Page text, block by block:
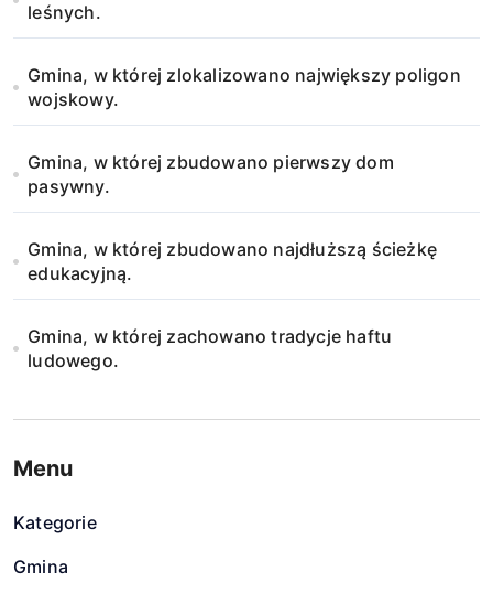
leśnych.
Gmina, w której zlokalizowano największy poligon
wojskowy.
Gmina, w której zbudowano pierwszy dom
pasywny.
Gmina, w której zbudowano najdłuższą ścieżkę
edukacyjną.
Gmina, w której zachowano tradycje haftu
ludowego.
Menu
Kategorie
Gmina